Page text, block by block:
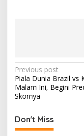
P
o
s
t
n
Previous post
Piala Dunia Brazil vs
Malam Ini, Begini
Skornya
Don't Miss